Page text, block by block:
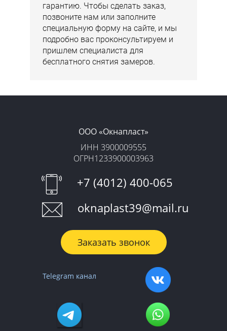
гарантию. Чтобы сделать заказ,
позвоните нам или заполните
специальную форму на сайте, и мы
подробно вас проконсультируем и
пришлем специалиста для
бесплатного снятия замеров.
ООО «‎Окнапласт»‎
ИНН 3900009555
ОГРН1233900003963
+7 (4012) 400-065
oknaplast39@mail.ru
Заказать звонок
Telegram канал